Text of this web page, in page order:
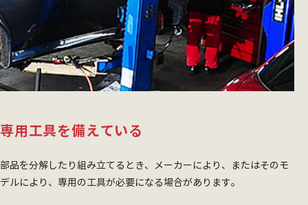
専用工具を備えている
部品を分解したり組み立てるとき、メーカーにより、またはそのモ
デルにより、専用の工具が必要になる場合があります。